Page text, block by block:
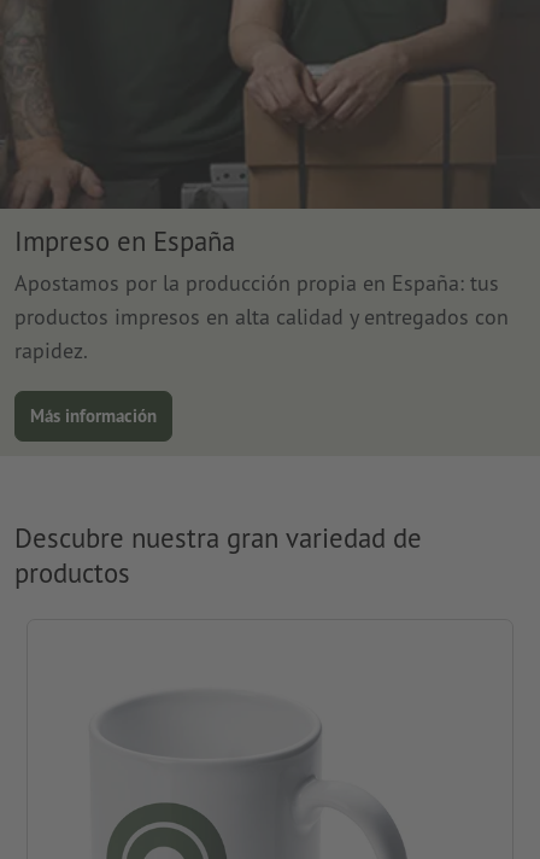
Impreso en España
Apostamos por la producción propia en España: tus
productos impresos en alta calidad y entregados con
rapidez.
Más información
Descubre nuestra gran variedad de
productos